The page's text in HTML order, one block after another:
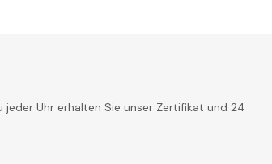
Uhr erhalten Sie unser Zertifikat und 24